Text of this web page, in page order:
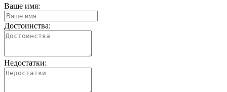
Ваше имя:
Достоинства:
Недостатки: